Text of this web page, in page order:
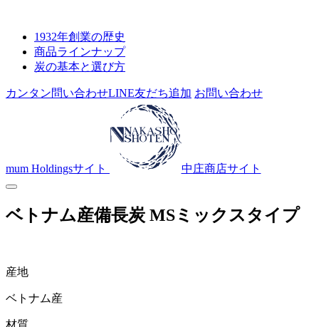
1932年創業の歴史
商品ラインナップ
炭の基本と選び方
カンタン問い合わせLINE友だち追加 お問い合わせ
mum Holdingsサイト 中庄商店サイト
ベトナム産備長炭 MSミックスタイプ
産地
ベトナム産
材質